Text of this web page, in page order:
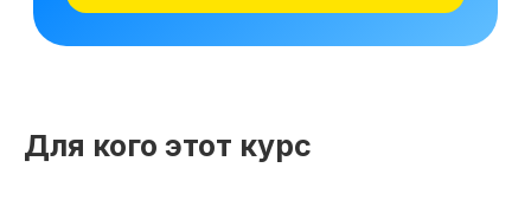
Для кого этот курс